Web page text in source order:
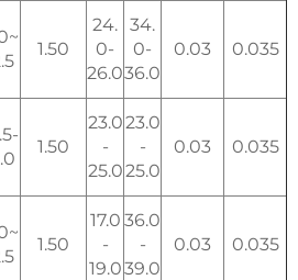
1.50
24.
0-
26.0
34.
0-
36.0
0.03 0.035
1.50
23.0
-
25.0
23.0
-
25.0
0.03 0.035
1.50
17.0
-
19.0
36.0
-
39.0
0.03 0.035